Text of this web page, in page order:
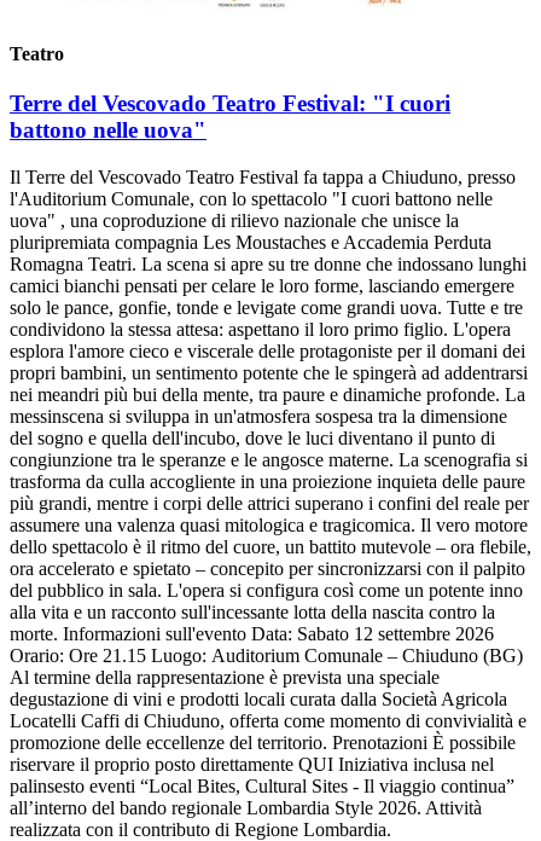
Teatro
Terre del Vescovado Teatro Festival: "I cuori
battono nelle uova"
Il Terre del Vescovado Teatro Festival fa tappa a Chiuduno, presso
l'Auditorium Comunale, con lo spettacolo "I cuori battono nelle
uova" , una coproduzione di rilievo nazionale che unisce la
pluripremiata compagnia Les Moustaches e Accademia Perduta
Romagna Teatri. La scena si apre su tre donne che indossano lunghi
camici bianchi pensati per celare le loro forme, lasciando emergere
solo le pance, gonfie, tonde e levigate come grandi uova. Tutte e tre
condividono la stessa attesa: aspettano il loro primo figlio. L'opera
esplora l'amore cieco e viscerale delle protagoniste per il domani dei
propri bambini, un sentimento potente che le spingerà ad addentrarsi
nei meandri più bui della mente, tra paure e dinamiche profonde. La
messinscena si sviluppa in un'atmosfera sospesa tra la dimensione
del sogno e quella dell'incubo, dove le luci diventano il punto di
congiunzione tra le speranze e le angosce materne. La scenografia si
trasforma da culla accogliente in una proiezione inquieta delle paure
più grandi, mentre i corpi delle attrici superano i confini del reale per
assumere una valenza quasi mitologica e tragicomica. Il vero motore
dello spettacolo è il ritmo del cuore, un battito mutevole – ora flebile,
ora accelerato e spietato – concepito per sincronizzarsi con il palpito
del pubblico in sala. L'opera si configura così come un potente inno
alla vita e un racconto sull'incessante lotta della nascita contro la
morte. Informazioni sull'evento Data: Sabato 12 settembre 2026
Orario: Ore 21.15 Luogo: Auditorium Comunale – Chiuduno (BG)
Al termine della rappresentazione è prevista una speciale
degustazione di vini e prodotti locali curata dalla Società Agricola
Locatelli Caffi di Chiuduno, offerta come momento di convivialità e
promozione delle eccellenze del territorio. Prenotazioni È possibile
riservare il proprio posto direttamente QUI Iniziativa inclusa nel
palinsesto eventi “Local Bites, Cultural Sites - Il viaggio continua”
all’interno del bando regionale Lombardia Style 2026. Attività
realizzata con il contributo di Regione Lombardia.